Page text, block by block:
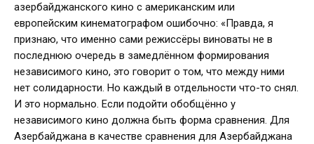
азербайджанского кино с американским или
европейским кинематографом ошибочно: «Правда, я
признаю, что именно сами режиссёры виноваты не в
последнюю очередь в замедлённом формирования
независимого кино, это говорит о том, что между ними
нет солидарности. Но каждый в отдельности что-то снял.
И это нормально. Если подойти обобщённо у
независимого кино должна быть форма сравнения. Для
Азербайджана в качестве сравнения для Азербайджана